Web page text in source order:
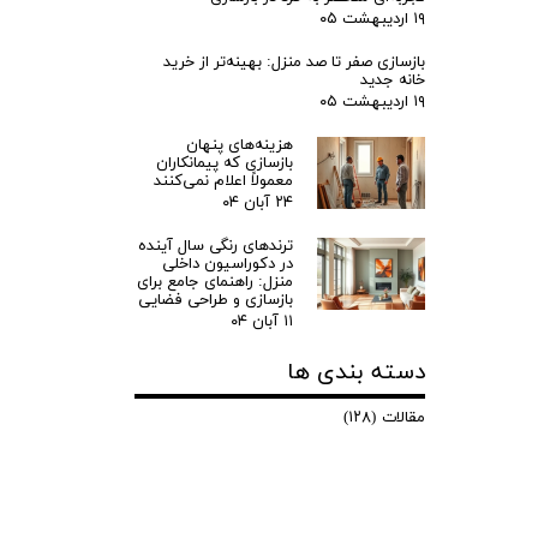
۱۹ اردیبهشت ۰۵
بازسازی صفر تا صد منزل: بهینه‌تر از خرید
خانه جدید
۱۹ اردیبهشت ۰۵
هزینه‌های پنهان
بازسازی که پیمانکاران
معمولاً اعلام نمی‌کنند
۲۴ آبان ۰۴
ترندهای رنگی سال آینده
در دکوراسیون داخلی
منزل: راهنمای جامع برای
بازسازی و طراحی فضایی
۱۱ آبان ۰۴
دسته بندی ها
مقالات (۱۲۸)